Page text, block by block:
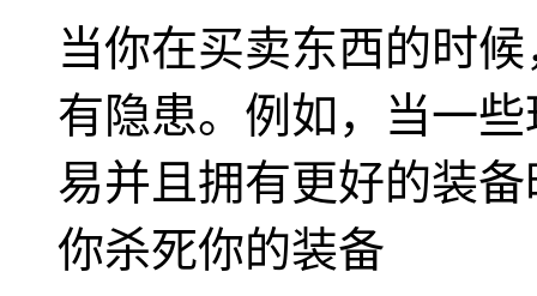
当你在买卖东西的时
有隐患。例如，当一
易并且拥有更好的装
你杀死你的装备